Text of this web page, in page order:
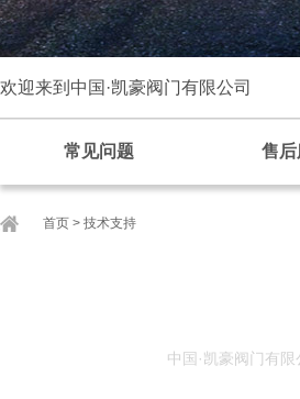
欢迎来到中国·凯豪阀门有限公司
常见问题 售
首页 > 技术支持
中国·凯豪阀门有